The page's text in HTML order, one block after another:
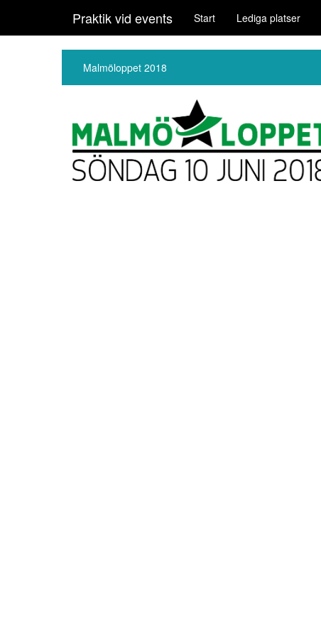
Praktik vid events Start Lediga platser
Malmöloppet 2018